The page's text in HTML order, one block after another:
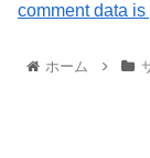
comment data is
ホーム